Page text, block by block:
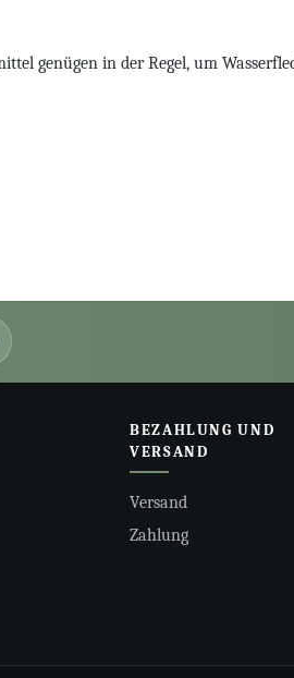
genügen in der Regel, um
BEZAHLUNG UND
VERSAND
Versand
Zahlung